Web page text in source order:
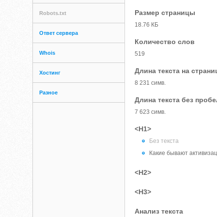
Robots.txt
Ответ сервера
Whois
Хостинг
Разное
Размер страницы
18.76 КБ
Количество слов
519
Длина текста на
8 231 симв.
Длина текста без
7 623 симв.
<H1>
Без текста
Какие бывают
<H2>
<H3>
Анализ текста